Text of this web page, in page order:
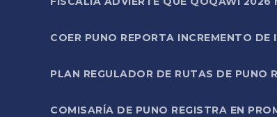
COER PUNO REPORTA INCREMENTO
PLAN REGULADOR DE RUTAS DE PUNO
COMISARÍA DE PUNO REGISTRA EN